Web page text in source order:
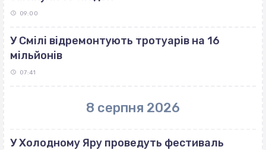
09:00
У Смілі відремонтують тротуарів на 16
мільйонів
07:41
8 серпня 2026
У Холодному Яру проведуть фестиваль